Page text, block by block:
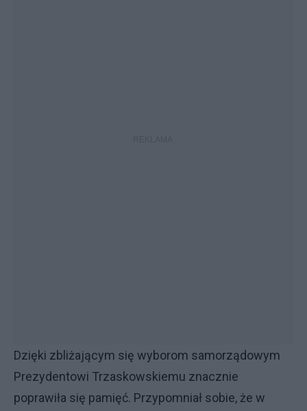
Dzięki zbliżającym się wyborom samorządowym
Prezydentowi Trzaskowskiemu znacznie
poprawiła się pamięć. Przypomniał sobie, że w